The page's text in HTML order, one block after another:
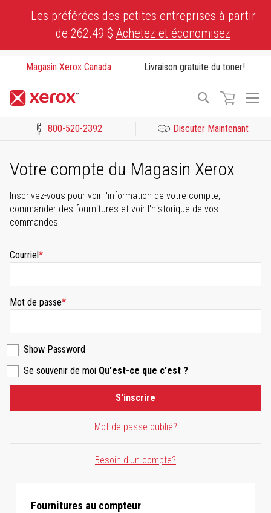
Les préférées des petites entreprises à partir
de 262.49 $ Achetez et économisez
Magasin Xerox Canada Livraison gratuite du toner!
Recherche
800-520-2392 Discuter Maintenant
Votre compte du Magasin Xerox
Inscrivez-vous pour voir l'information de votre compte,
commander des fournitures et voir l'historique de vos
commandes
Courriel
Mot de passe
Show Password
Se souvenir de moi Qu'est-ce que c'est ?
Mot de passe oublié?
S'inscrire
Besoin d'un compte?
Fournitures au compteur